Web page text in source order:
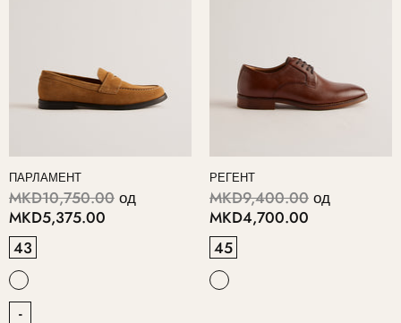
ПАРЛАМЕНТ
MKD10,750.00 од
MKD5,375.00
43
-
РЕГЕНТ
MKD9,400.00 од
MKD4,700.00
45